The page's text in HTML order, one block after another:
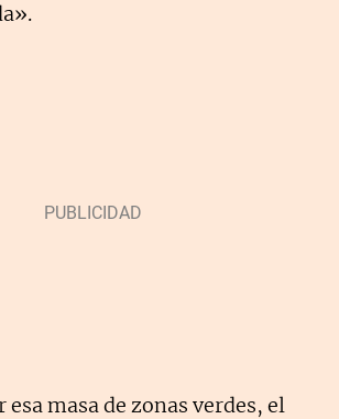
esa masa de zonas verdes, el